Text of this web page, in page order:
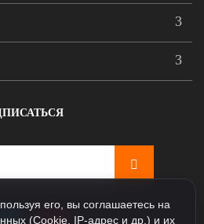
его, вы соглашаетесь на
(Cookie, IP-адрес и др.) и их